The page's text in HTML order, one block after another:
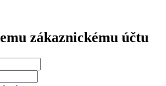
zákaznickému účtu